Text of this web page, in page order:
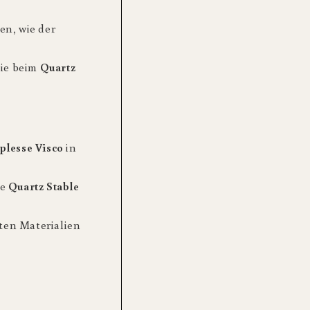
wie der
beim Quartz
Visco in
Quartz Stable
Materialien